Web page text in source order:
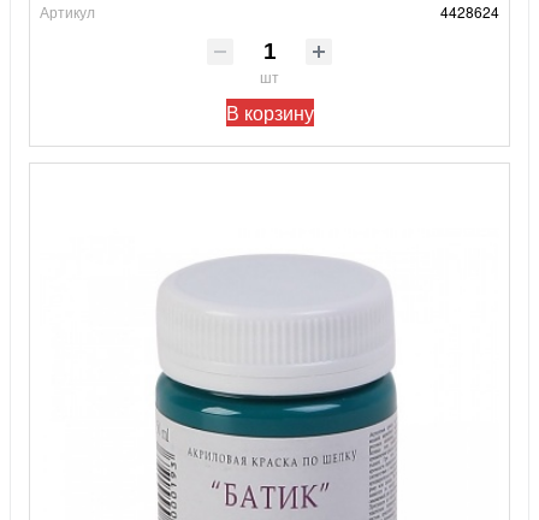
Артикул 4428624
шт
В корзину